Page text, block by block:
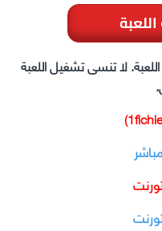
لا تنسى تشغيل اللعبة